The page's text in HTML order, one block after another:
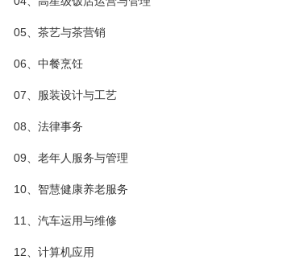
05、茶艺与茶营销
06、中餐烹饪
07、服装设计与工艺
08、法律事务
09、老年人服务与管理
10、智慧健康养老服务
11、汽车运用与维修
12、计算机应用